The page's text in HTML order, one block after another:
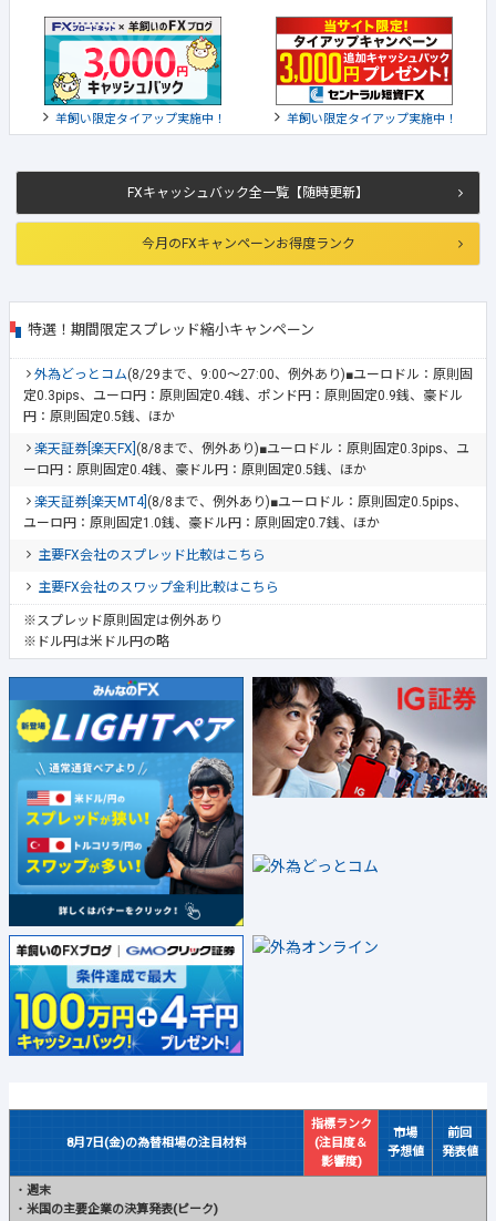
FXキャッシュバック全一覧【随時更新】
今月のFXキャンペーンお得度ランク
特選！期間限定スプレッド縮小キャンペーン
外為どっとコム(8/29まで、9:00～27:00、例外あり)■ユーロドル：原則固
定0.3pips、ユーロ円：原則固定0.4銭、ポンド円：原則固定0.9銭、豪ドル
円：原則固定0.5銭、ほか
楽天証券[楽天FX] (8/8まで、例外あり)■ユーロドル：原則固定0.3pips、ユ
ーロ円：原則固定0.4銭、豪ドル円：原則固定0.5銭、ほか
楽天証券[楽天MT4] (8/8まで、例外あり)■ユーロドル：原則固定0.5pips、
ユーロ円：原則固定1.0銭、豪ドル円：原則固定0.7銭、ほか
主要FX会社のスプレッド比較はこちら
主要FX会社のスワップ金利比較はこちら
※スプレッド原則固定は例外あり
※ドル円は米ドル円の略
8月7日(金)の為替相場の注目材料
指標ランク
(注目度＆
影響度)
市場
予想値
前回
発表値
・ 週末
・ 米国の主要企業の決算発表(ピーク)
羊飼い限定タイアップ実施中！ 羊飼い限定タイアップ実施中！